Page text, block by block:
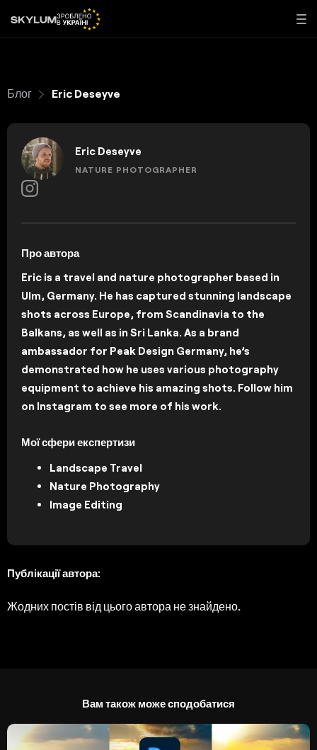
Блог Eric Deseyve
Eric Deseyve
NATURE PHOTOGRAPHER
Про автора
Eric is a travel and nature photographer based in
Ulm, Germany. He has captured stunning landscape
shots across Europe, from Scandinavia to the
Balkans, as well as in Sri Lanka. As a brand
ambassador for Peak Design Germany, he’s
demonstrated how he uses various photography
equipment to achieve his amazing shots. Follow him
on Instagram to see more of his work.
Мої сфери експертизи
Landscape Travel
Nature Photography
Image Editing
Публікації автора:
Жодних постів від цього автора не знайдено.
Вам також може сподобатися